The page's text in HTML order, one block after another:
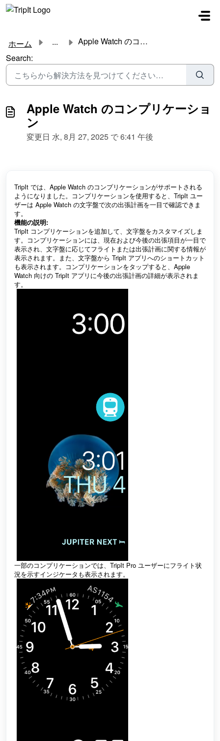
メインコンテンツに移動
ホーム ...
Apple Watch のコンプリケーション
Search:
Apple Watch のコンプリケーショ
ン
変更日 水, 8月 27, 2025 で 6:41 午後
TripIt では、Apple Watch のコンプリケーションがサポートされる
ようになりました。コンプリケーションを使用すると、TripIt ユー
ザーは Apple Watch の文字盤で次の出張計画を一目で確認できま
す。
機能の説明:
TripIt コンプリケーションを追加して、文字盤をカスタマイズしま
す。コンプリケーションには、現在および今後の出張項目が一目で
表示され、文字盤に応じてフライトまたは出張計画に関する情報が
表示されます。また、文字盤から TripIt アプリへのショートカット
も表示されます。コンプリケーションをタップすると、Apple
Watch 向けの TripIt アプリに今後の出張計画の詳細が表示されま
す。
一部のコンプリケーションでは、TripIt Pro ユーザーにフライト状
況を示すインジケータも表示されます。